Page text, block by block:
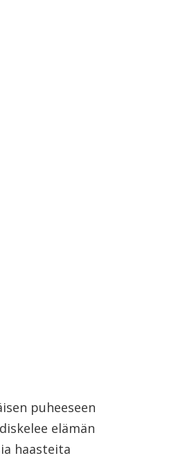
puheeseen
elämän
haasteita